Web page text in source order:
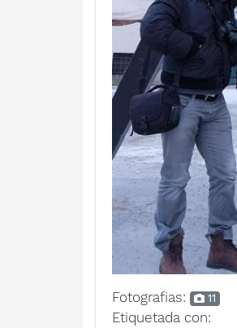
Fotografias: 11
Etiquetada con: